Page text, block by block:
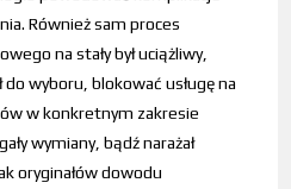
Również sam proces
na stały był uciążliwy,
do wyboru, blokować usługę na
w konkretnym zakresie
wymiany, bądź narażał
oryginałów dowodu